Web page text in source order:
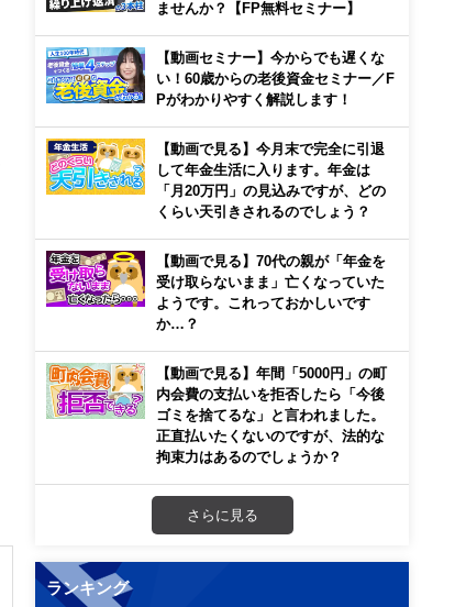
ませんか？【FP無料セミナー】
【動画セミナー】今からでも遅くな
い！60歳からの老後資金セミナー／F
Pがわかりやすく解説します！
【動画で見る】今月末で完全に引退
して年金生活に入ります。年金は
「月20万円」の見込みですが、どの
くらい天引きされるのでしょう？
【動画で見る】70代の親が「年金を
受け取らないまま」亡くなっていた
ようです。これっておかしいです
か…？
【動画で見る】年間「5000円」の町
内会費の支払いを拒否したら「今後
ゴミを捨てるな」と言われました。
正直払いたくないのですが、法的な
拘束力はあるのでしょうか？
さらに見る
ランキング